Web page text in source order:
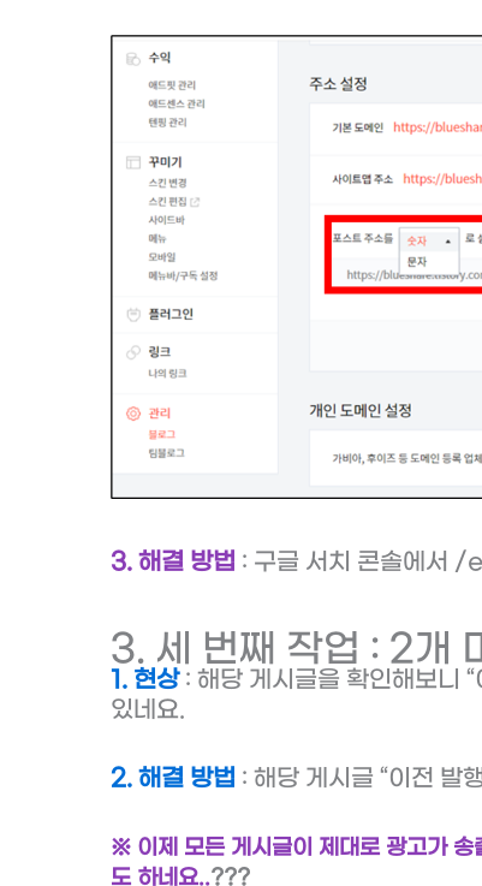
3. 해결 방법 : 구글 서치 콘솔에서
3. 세 번째 작업 : 2개
1. 현상: 해당 게시글을 확인해보니
있네요.
2. 해결 방법 : 해당 게시글 “이전 발
※ 이제 모든 게시글이 제대로 광고가 송
도 하네요..???